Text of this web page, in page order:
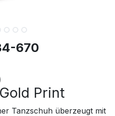
670
Print
Tanzschuh überzeugt mit